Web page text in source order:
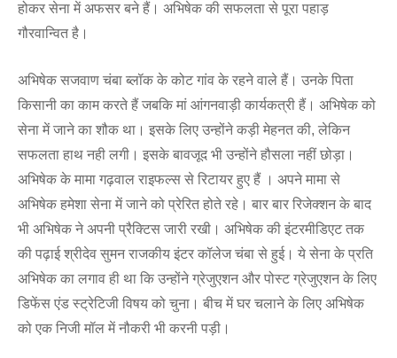
होकर सेना में अफसर बने हैं। अभिषेक की सफलता से पूरा पहाड़
गौरवान्वित है।
अभिषेक सजवाण चंबा ब्लॉक के कोट गांव के रहने वाले हैं। उनके पिता
किसानी का काम करते हैं जबकि मां आंगनवाड़ी कार्यकत्री हैं। अभिषेक को
सेना में जाने का शौक था। इसके लिए उन्होंने कड़ी मेहनत की, लेकिन
सफलता हाथ नही लगी। इसके बावजूद भी उन्होंने हौसला नहीं छोड़ा।
अभिषेक के मामा गढ़वाल राइफल्स से रिटायर हुए हैं । अपने मामा से
अभिषेक हमेशा सेना में जाने को प्रेरित होते रहे। बार बार रिजेक्शन के बाद
भी अभिषेक ने अपनी प्रैक्टिस जारी रखी। अभिषेक की इंटरमीडिएट तक
की पढ़ाई श्रीदेव सुमन राजकीय इंटर कॉलेज चंबा से हुई। ये सेना के प्रति
अभिषेक का लगाव ही था कि उन्होंने ग्रेजुएशन और पोस्ट ग्रेजुएशन के लिए
डिफेंस एंड स्ट्रेटिजी विषय को चुना। बीच में घर चलाने के लिए अभिषेक
को एक निजी मॉल में नौकरी भी करनी पड़ी।